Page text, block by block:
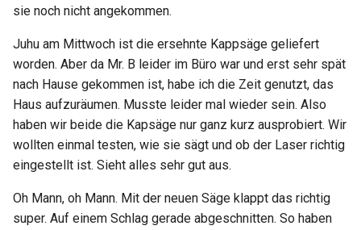
sie noch nicht angekommen.
Juhu am Mittwoch ist die ersehnte Kappsäge geliefert
worden. Aber da Mr. B leider im Büro war und erst sehr spät
nach Hause gekommen ist, habe ich die Zeit genutzt, das
Haus aufzuräumen. Musste leider mal wieder sein. Also
haben wir beide die Kapsäge nur ganz kurz ausprobiert. Wir
wollten einmal testen, wie sie sägt und ob der Laser richtig
eingestellt ist. Sieht alles sehr gut aus.
Oh Mann, oh Mann. Mit der neuen Säge klappt das richtig
super. Auf einem Schlag gerade abgeschnitten. So haben